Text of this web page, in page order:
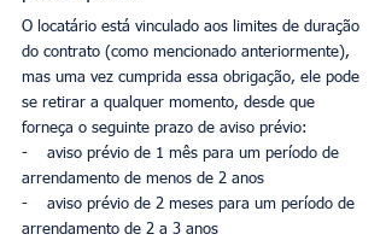
O locatário está vinculado aos limites de duração
do contrato (como mencionado anteriormente),
mas uma vez cumprida essa obrigação, ele pode
se retirar a qualquer momento, desde que
forneça o seguinte prazo de aviso prévio:
-    aviso prévio de 1 mês para um período de
arrendamento de menos de 2 anos
-    aviso prévio de 2 meses para um período de
arrendamento de 2 a 3 anos